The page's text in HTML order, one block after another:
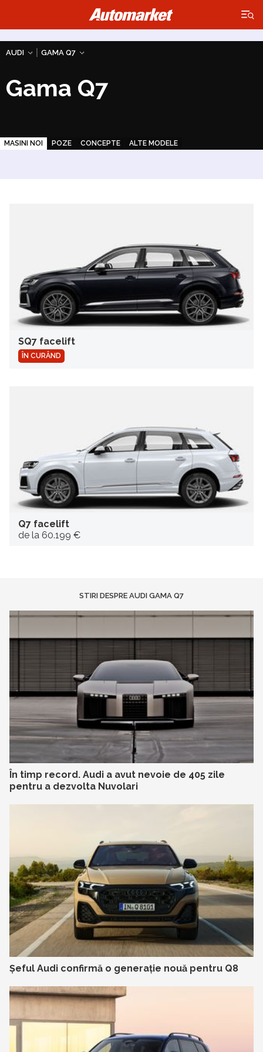
×
AUDI GAMA Q7
Gama Q7
MASINI NOI POZE CONCEPTE ALTE MODELE
SQ7 facelift
ÎN CURÂND
Q7 facelift
de la 60.199 €
STIRI DESPRE AUDI GAMA Q7
În timp record. Audi a avut nevoie de 405 zile
pentru a dezvolta Nuvolari
Șeful Audi confirmă o generație nouă pentru Q8